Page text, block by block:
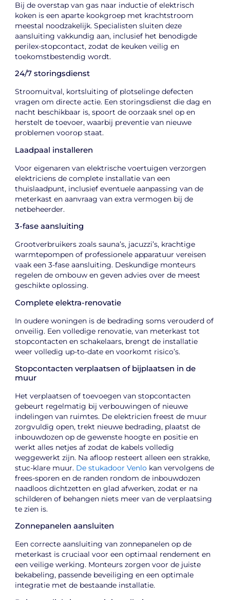
Bij de overstap van gas naar inductie of elektrisch
koken is een aparte kookgroep met krachtstroom
meestal noodzakelijk. Specialisten sluiten deze
aansluiting vakkundig aan, inclusief het benodigde
perilex-stopcontact, zodat de keuken veilig en
toekomstbestendig wordt.
24/7 storingsdienst
Stroomuitval, kortsluiting of plotselinge defecten
vragen om directe actie. Een storingsdienst die dag en
nacht beschikbaar is, spoort de oorzaak snel op en
herstelt de toevoer, waarbij preventie van nieuwe
problemen voorop staat.
Laadpaal installeren
Voor eigenaren van elektrische voertuigen verzorgen
elektriciens de complete installatie van een
thuislaadpunt, inclusief eventuele aanpassing van de
meterkast en aanvraag van extra vermogen bij de
netbeheerder.
3-fase aansluiting
Grootverbruikers zoals sauna’s, jacuzzi’s, krachtige
warmtepompen of professionele apparatuur vereisen
vaak een 3-fase aansluiting. Deskundige monteurs
regelen de ombouw en geven advies over de meest
geschikte oplossing.
Complete elektra-renovatie
In oudere woningen is de bedrading soms verouderd of
onveilig. Een volledige renovatie, van meterkast tot
stopcontacten en schakelaars, brengt de installatie
weer volledig up-to-date en voorkomt risico’s.
Stopcontacten verplaatsen of bijplaatsen in de
muur
Het verplaatsen of toevoegen van stopcontacten
gebeurt regelmatig bij verbouwingen of nieuwe
indelingen van ruimtes. De elektricien freest de muur
zorgvuldig open, trekt nieuwe bedrading, plaatst de
inbouwdozen op de gewenste hoogte en positie en
werkt alles netjes af zodat de kabels volledig
weggewerkt zijn. Na afloop resteert alleen een strakke,
stuc-klare muur. De stukadoor Venlo kan vervolgens de
frees-sporen en de randen rondom de inbouwdozen
naadloos dichtzetten en glad afwerken, zodat er na
schilderen of behangen niets meer van de verplaatsing
te zien is.
Zonnepanelen aansluiten
Een correcte aansluiting van zonnepanelen op de
meterkast is cruciaal voor een optimaal rendement en
een veilige werking. Monteurs zorgen voor de juiste
bekabeling, passende beveiliging en een optimale
integratie met de bestaande installatie.